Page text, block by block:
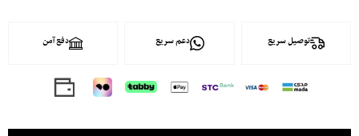
توصيل سريع دعم سريع دفع آمن